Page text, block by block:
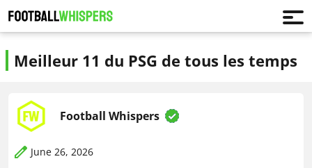
Meilleur 11 du PSG de tous les temps
Football Whispers
June 26, 2026